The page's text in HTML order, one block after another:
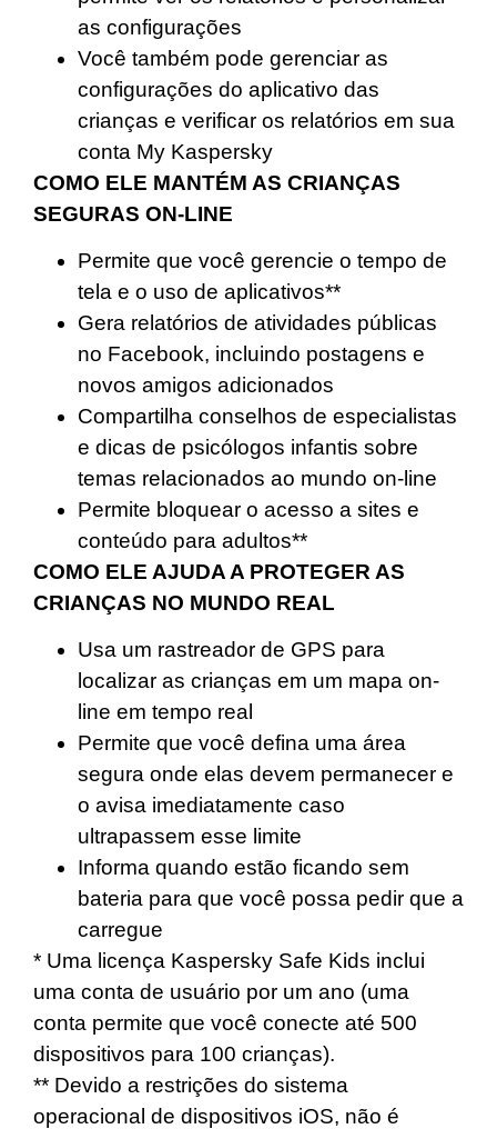
as configurações
Você também pode gerenciar as
configurações do aplicativo das
crianças e verificar os relatórios em sua
conta My Kaspersky
COMO ELE MANTÉM AS CRIANÇAS
SEGURAS ON-LINE
Permite que você gerencie o tempo de
tela e o uso de aplicativos**
Gera relatórios de atividades públicas
no Facebook, incluindo postagens e
novos amigos adicionados
Compartilha conselhos de especialistas
e dicas de psicólogos infantis sobre
temas relacionados ao mundo on-line
Permite bloquear o acesso a sites e
conteúdo para adultos**
COMO ELE AJUDA A PROTEGER AS
CRIANÇAS NO MUNDO REAL
Usa um rastreador de GPS para
localizar as crianças em um mapa on-
line em tempo real
Permite que você defina uma área
segura onde elas devem permanecer e
o avisa imediatamente caso
ultrapassem esse limite
Informa quando estão ficando sem
bateria para que você possa pedir que a
carregue
* Uma licença Kaspersky Safe Kids inclui
uma conta de usuário por um ano (uma
conta permite que você conecte até 500
dispositivos para 100 crianças).
** Devido a restrições do sistema
operacional de dispositivos iOS, não é